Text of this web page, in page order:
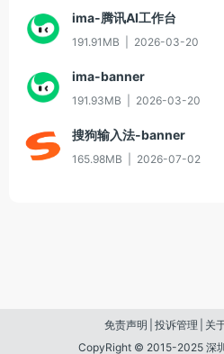
ima-腾讯AI工作台
191.91MB 2026-03-20
ima-banner
191.93MB 2026-03-20
搜狗输入法-banner
165.98MB 2026-07-02
免责声明 投诉管理 关
CopyRight © 2015-2025 深